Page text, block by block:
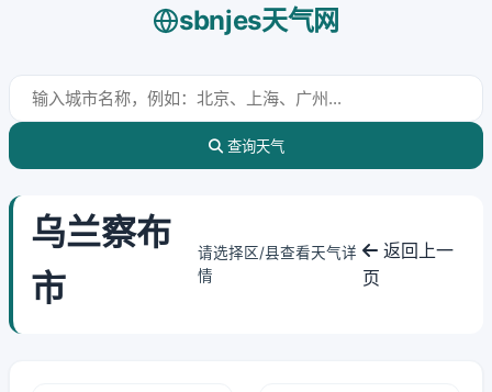
sbnjes天气网
查询天气
乌兰察布
市
请选择区/县查看天气详
情
返回上一
页